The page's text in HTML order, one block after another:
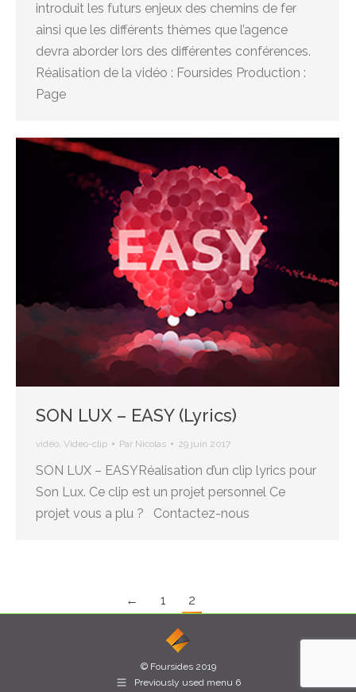
introduit les futurs enjeux des chemins de fer
ainsi que les différents thèmes que l’agence
devra aborder lors des différentes conférences.
Réalisation de la vidéo : Foursides Production :
Page
SON LUX – EASY (Lyrics)
vidéo, Video-clip Par Nicolas 29 juin 2017
SON LUX – EASYRéalisation d’un clip lyrics pour
Son Lux. Ce clip est un projet personnel Ce
projet vous a plu ? Contactez-nous
← 1 2
© Foursides 2019
Previously used menu 6